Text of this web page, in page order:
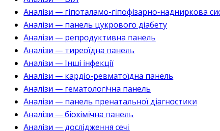
Аналізи — гіпоталамо-гіпофізарно-надниркова
Аналізи — панель цукрового діабету
Аналізи — репродуктивна панель
Аналізи — тиреоїдна панель
Аналізи — Інші інфекції
Аналізи — кардіо-ревматоїдна панель
Аналізи — гематологічна панель
Аналізи — панель пренатальної діагностики
Аналізи — біохімічна панель
Аналізи — дослідження сечі